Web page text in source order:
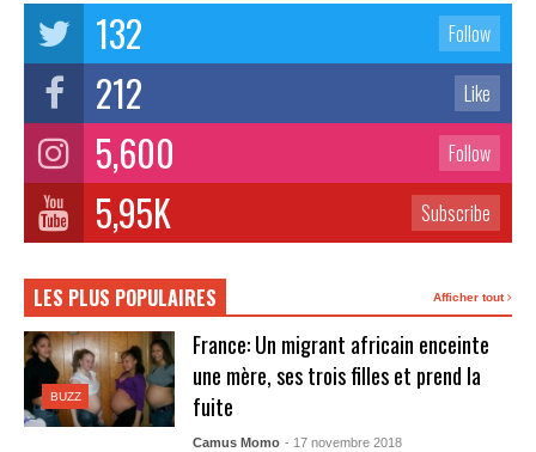
132 Follow
212 Like
5,600 Follow
5,95K Subscribe
LES PLUS POPULAIRES Afficher tout
BUZZ
France: Un migrant africain enceinte
une mère, ses trois filles et prend la
fuite
Camus Momo - 17 novembre 2018